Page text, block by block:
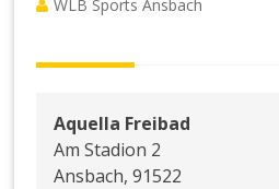
WLB Sports Ansbach
Aquella Freibad
Am Stadion 2
Ansbach,91522